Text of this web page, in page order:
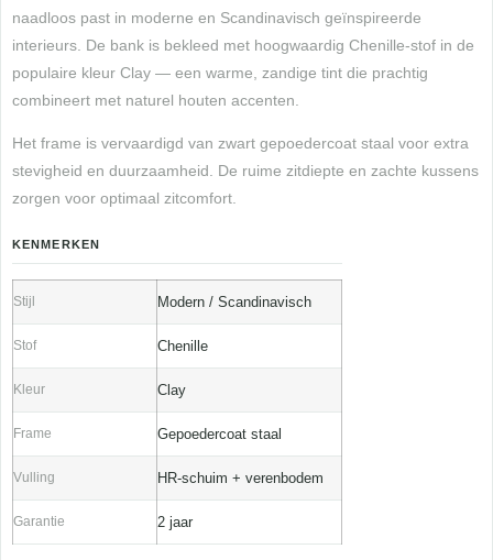
naadloos past in moderne en Scandinavisch geïnspireerde
interieurs. De bank is bekleed met hoogwaardig Chenille-stof in de
populaire kleur Clay — een warme, zandige tint die prachtig
combineert met naturel houten accenten.
Het frame is vervaardigd van zwart gepoedercoat staal voor extra
stevigheid en duurzaamheid. De ruime zitdiepte en zachte kussens
zorgen voor optimaal zitcomfort.
KENMERKEN
Stijl Modern / Scandinavisch
Stof Chenille
Kleur Clay
Frame Gepoedercoat staal
Vulling HR-schuim + verenbodem
Garantie 2 jaar